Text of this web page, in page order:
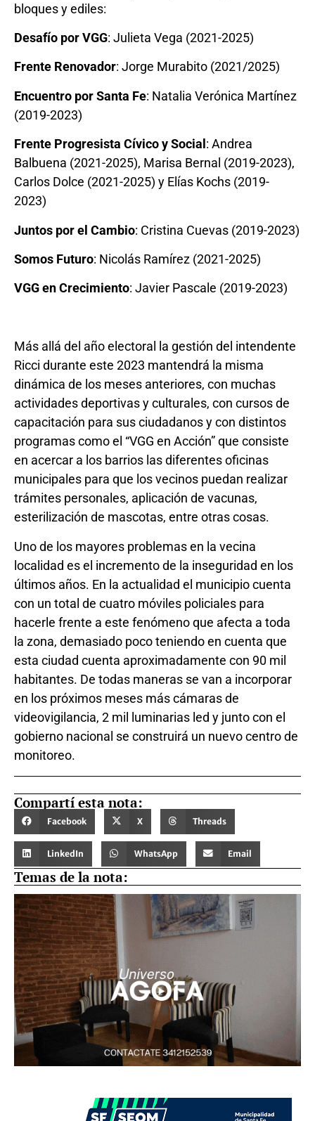
bloques y ediles:
Desafío por VGG: Julieta Vega (2021-2025)
Frente Renovador: Jorge Murabito (2021/2025)
Encuentro por Santa Fe: Natalia Verónica Martínez
(2019-2023)
Frente Progresista Cívico y Social : Andrea
Balbuena (2021-2025), Marisa Bernal (2019-2023),
Carlos Dolce (2021-2025) y Elías Kochs (2019-
2023)
Juntos por el Cambio: Cristina Cuevas (2019-2023)
Somos Futuro: Nicolás Ramírez (2021-2025)
VGG en Crecimiento: Javier Pascale (2019-2023)
Más allá del año electoral la gestión del intendente
Ricci durante este 2023 mantendrá la misma
dinámica de los meses anteriores, con muchas
actividades deportivas y culturales, con cursos de
capacitación para sus ciudadanos y con distintos
programas como el “VGG en Acción” que consiste
en acercar a los barrios las diferentes oficinas
municipales para que los vecinos puedan realizar
trámites personales, aplicación de vacunas,
esterilización de mascotas, entre otras cosas.
Uno de los mayores problemas en la vecina
localidad es el incremento de la inseguridad en los
últimos años. En la actualidad el municipio cuenta
con un total de cuatro móviles policiales para
hacerle frente a este fenómeno que afecta a toda
la zona, demasiado poco teniendo en cuenta que
esta ciudad cuenta aproximadamente con 90 mil
habitantes. De todas maneras se van a incorporar
en los próximos meses más cámaras de
videovigilancia, 2 mil luminarias led y junto con el
gobierno nacional se construirá un nuevo centro de
monitoreo.
Compartí esta nota:
Facebook X Threads
LinkedIn WhatsApp Email
Temas de la nota: